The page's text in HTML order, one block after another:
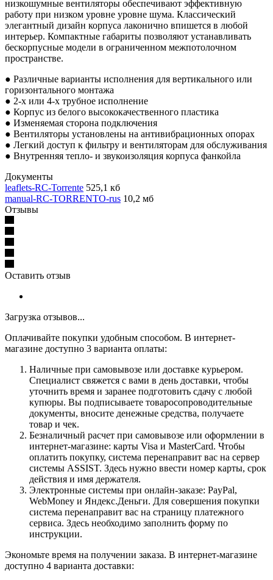
низкошумные вентиляторы обеспечивают эффективную
работу при низком уровне уровне шума. Классический
элегантный дизайн корпуса лаконично впишется в любой
интерьер. Компактные габариты позволяют устанавливать
бескорпусные модели в ограниченном межпотолочном
пространстве.
● Различные варианты исполнения для вертикального или
горизонтального монтажа
● 2-х или 4-х трубное исполнение
● Корпус из белого высококачественного пластика
● Изменяемая сторона подключения
● Вентиляторы установлены на антивибрационных опорах
● Легкий доступ к фильтру и вентиляторам для обслуживания
● Внутренняя тепло- и звукоизоляция корпуса фанкойла
Документы
leaflets-RC-Torrente 525,1 кб
manual-RC-TORRENTO-rus 10,2 мб
Отзывы
Оставить отзыв
Загрузка отзывов...
Оплачивайте покупки удобным способом. В интернет-
магазине доступно 3 варианта оплаты:
Наличные при самовывозе или доставке курьером.
Специалист свяжется с вами в день доставки, чтобы
уточнить время и заранее подготовить сдачу с любой
купюры. Вы подписываете товаросопроводительные
документы, вносите денежные средства, получаете
товар и чек.
Безналичный расчет при самовывозе или оформлении в
интернет-магазине: карты Visa и MasterCard. Чтобы
оплатить покупку, система перенаправит вас на сервер
системы ASSIST. Здесь нужно ввести номер карты, срок
действия и имя держателя.
Электронные системы при онлайн-заказе: PayPal,
WebMoney и Яндекс.Деньги. Для совершения покупки
система перенаправит вас на страницу платежного
сервиса. Здесь необходимо заполнить форму по
инструкции.
Экономьте время на получении заказа. В интернет-магазине
доступно 4 варианта доставки: